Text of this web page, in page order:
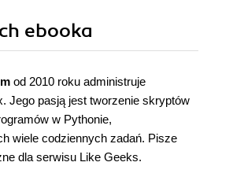
ebooka
od 2010 roku administruje
Jego pasją jest tworzenie skryptów
w Pythonie,
wiele codziennych zadań. Pisze
dla serwisu Like Geeks.